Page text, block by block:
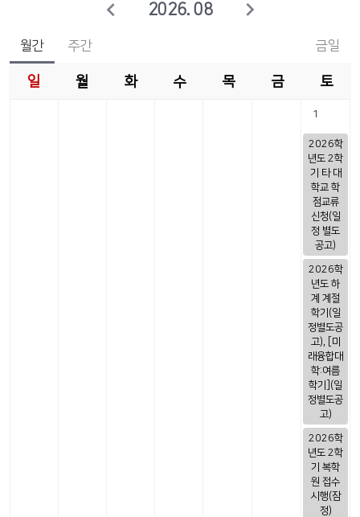
2026. 08
월간 주간 금일
일 월 화 수 목 금 토
1
2026학
년도 2학
기 타 대
학교 학
점교류
신청(일
정 별도
공고)
2026학
년도 하
계 계절
학기(일
정별도공
고), [미
래융합대
학:여름
학기](일
정별도공
고)
2026학
년도 2학
기 복학
원 접수
시행(잠
정)